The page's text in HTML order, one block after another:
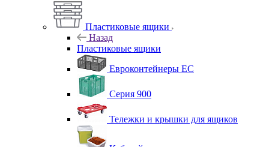
Пластиковые ящики
Назад
Пластиковые ящики
Евроконтейнеры ЕС
Серия 900
Тележки и крышки для ящиков